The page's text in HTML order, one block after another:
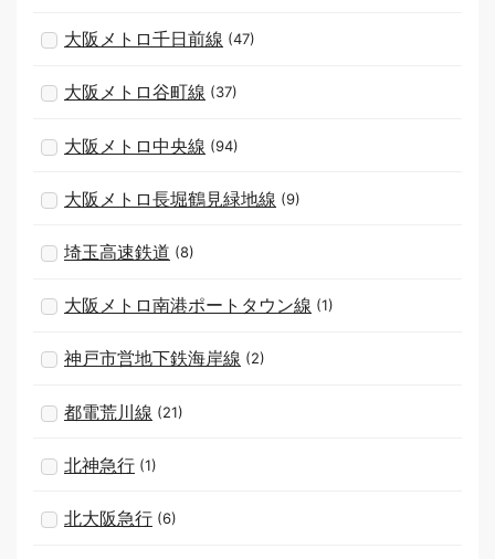
大阪メトロ千日前線 (47)
大阪メトロ谷町線 (37)
大阪メトロ中央線 (94)
大阪メトロ長堀鶴見緑地線 (9)
埼玉高速鉄道 (8)
大阪メトロ南港ポートタウン線 (1)
神戸市営地下鉄海岸線 (2)
都電荒川線 (21)
北神急行 (1)
北大阪急行 (6)